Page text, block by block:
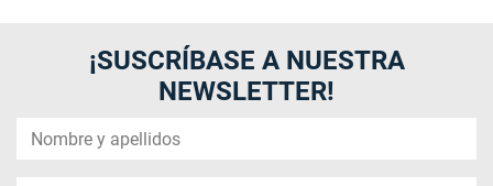
¡SUSCRÍBASE A NUESTRA
NEWSLETTER!